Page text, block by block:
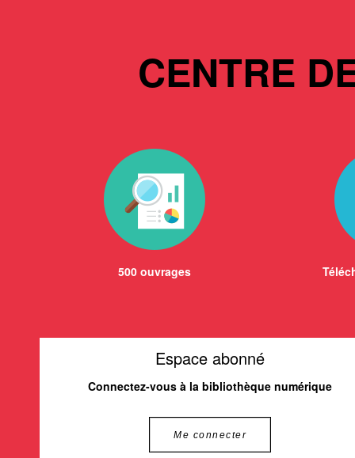
CENTRE
500 ouvrages
Espace abonné
Connectez-vous à la bibliothèque numérique
Me connecter